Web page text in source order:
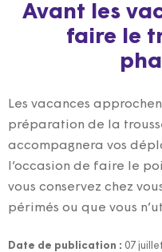
Avant les
faire le
Les vacances
préparation de la
accompagnera vos
l’occasion de faire le
vous conservez chez
périmés ou que vous
Date de publication : 07